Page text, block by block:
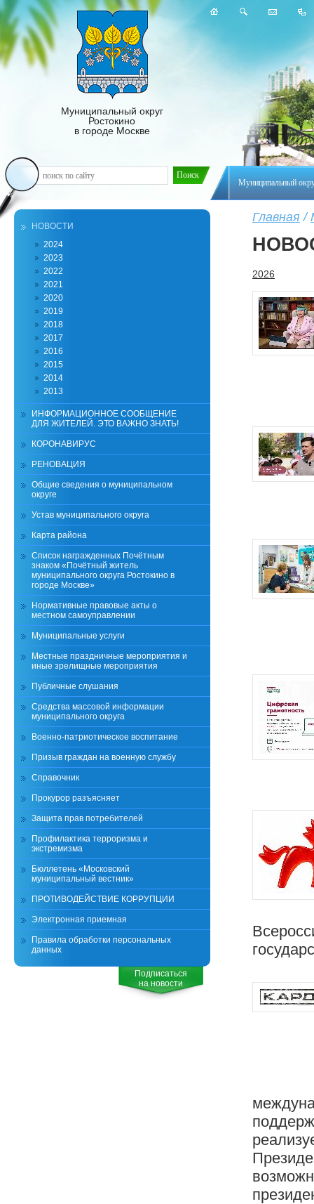
Муниципальный
Муниципальный округ
Ростокино
в городе Москве
Главная /
2026
НОВОСТИ
2024
2023
2022
2021
2020
2019
2018
2017
2016
2015
2014
2013
ИНФОРМАЦИОННОЕ СООБЩЕНИЕ
ДЛЯ ЖИТЕЛЕЙ. ЭТО ВАЖНО ЗНАТЬ!
КОРОНАВИРУС
РЕНОВАЦИЯ
Общие сведения о муниципальном
округе
Устав муниципального округа
Карта района
Список награжденных Почётным
знаком «Почётный житель
муниципального округа Ростокино в
городе Москве»
Нормативные правовые акты о
местном самоуправлении
Муниципальные услуги
Местные праздничные мероприятия и
иные зрелищные мероприятия
Публичные слушания
Средства массовой информации
муниципального округа
Военно-патриотическое воспитание
Призыв граждан на военную службу
Справочник
Прокурор разъясняет
Защита прав потребителей
Профилактика терроризма и
экстремизма
Бюллетень «Московский
муниципальный вестник»
ПРОТИВОДЕЙСТВИЕ КОРРУПЦИИ
Электронная приемная
Правила обработки персональных
данных
Подписаться
на новости